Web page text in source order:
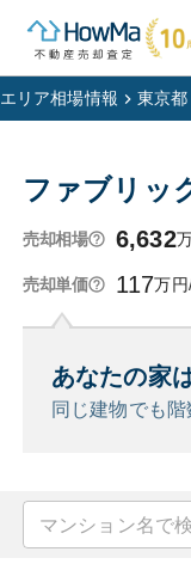
エリア相場情報 東京都
ファブリッ
売却相場 6,632
売却単価 117万円
あなたの家
同じ建物でも